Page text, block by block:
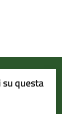
questa